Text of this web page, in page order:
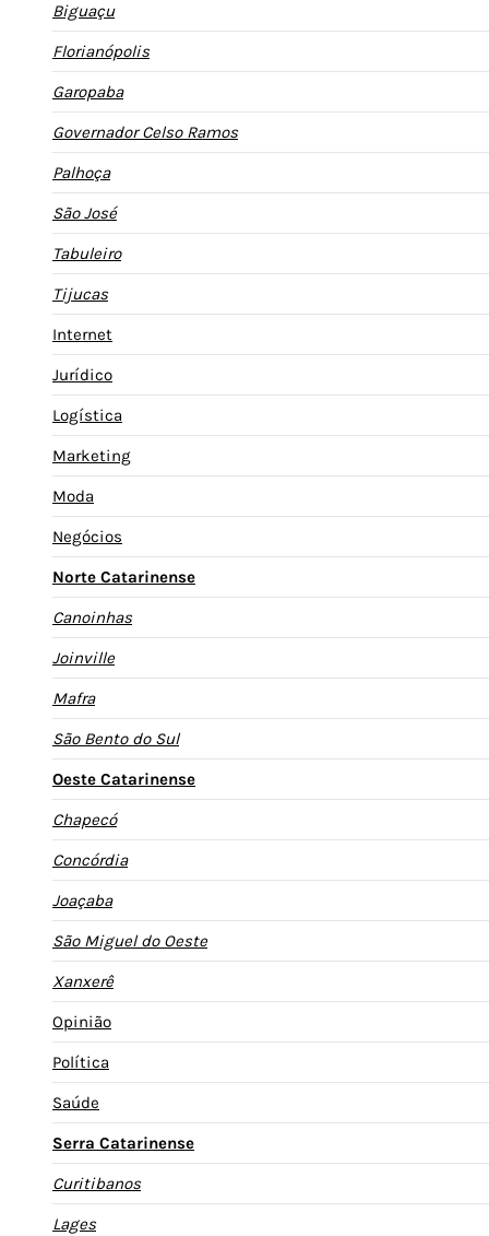
Biguaçu
Florianópolis
Garopaba
Governador Celso Ramos
Palhoça
São José
Tabuleiro
Tijucas
Internet
Jurídico
Logística
Marketing
Moda
Negócios
Norte Catarinense
Canoinhas
Joinville
Mafra
São Bento do Sul
Oeste Catarinense
Chapecó
Concórdia
Joaçaba
São Miguel do Oeste
Xanxerê
Opinião
Política
Saúde
Serra Catarinense
Curitibanos
Lages